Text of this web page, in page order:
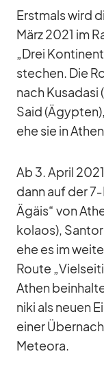
Erst­mals wird
März 2021 im
„Drei
ste­chen. Die
nach Kusa­dasi
Said
ehe sie in
Ab 3. April
dann auf der
Ägäis“ von
ko­laos),
ehe es im
Route
Athen
niki als neuen
ei­ner
Me­te­ora.